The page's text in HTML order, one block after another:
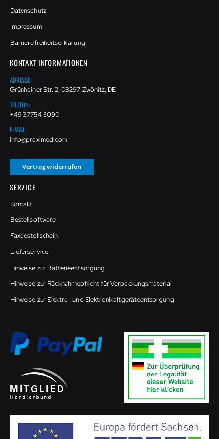
Datenschutz
Impressum
Barrierefreiheitserklärung
KONTAKT INFORMATIONEN
ADRESSE:
Grünhainer Str. 2, 08297 Zwönitz, DE
TELEFON:
+49 37754 3090
E-MAIL:
info@praximed.com
Vertrag widerrufen
SERVICE
Kontakt
Bestellsoftware
Faxbestellschein
Lieferservice
Hinweise zur Batterieentsorgung
Hinweise zur Rücknahmepflicht für Verpackungsmaterial
Hinweise zur Elektro- und Elektronikaltgeräteentsorgung